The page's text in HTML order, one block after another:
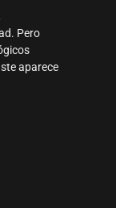
Pero
aparece